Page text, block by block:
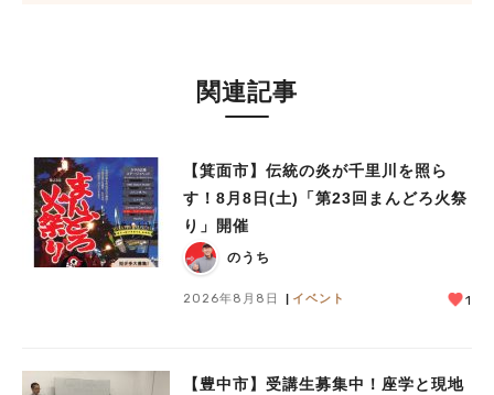
関連記事
【箕面市】伝統の炎が千里川を照ら
す！8月8日(土)「第23回まんどろ火祭
り」開催
のうち
2026年8月8日 イベント 1
【豊中市】受講生募集中！座学と現地